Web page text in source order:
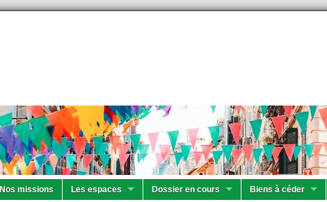
Nos missions Les espaces Dossier en cours Biens à céder